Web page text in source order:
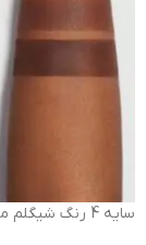
سایه 4 رنگ شیگلم مدل Higher Self